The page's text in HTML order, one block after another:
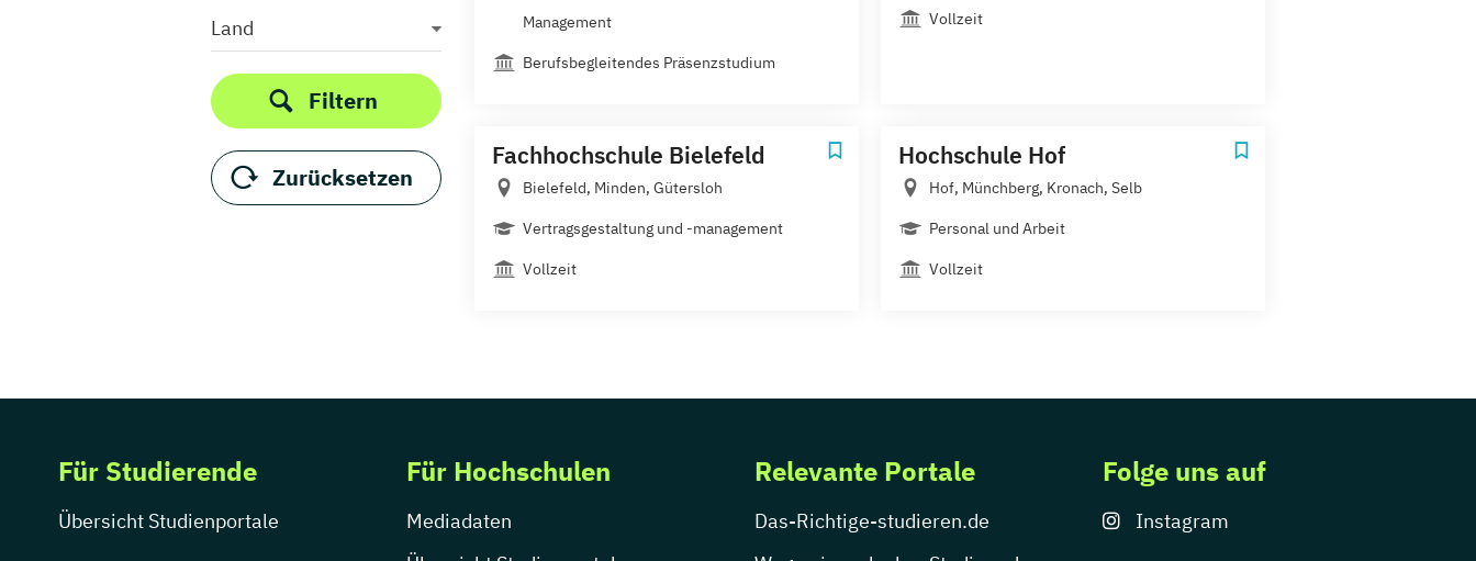
Land
Filtern
Zurücksetzen
Management
Berufsbegleitendes Präsenzstudium
Vollzeit
Fachhochschule Bielefeld
Bielefeld, Minden, Gütersloh
Vertragsgestaltung und -management
Vollzeit
Hochschule Hof
Hof, Münchberg, Kronach, Selb
Personal und Arbeit
Vollzeit
Für Studierende
Übersicht Studienportale
Für Hochschulen
Mediadaten
Relevante Portale
Das-Richtige-studieren.de
Folge uns auf
Instagram